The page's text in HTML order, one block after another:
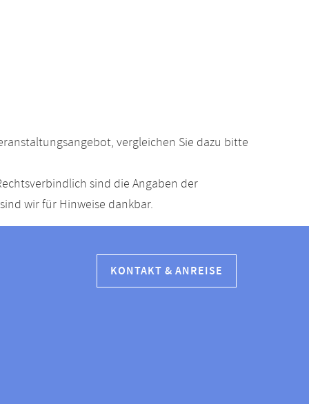
vergleichen Sie dazu bitte
sind die Angaben der
wir für Hinweise dankbar.
KONTAKT & ANREISE